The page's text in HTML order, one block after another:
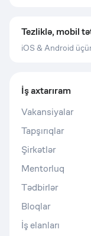
Tezliklə, mobil
iOS & Android
İş axtarıram
Vakansiyalar
Tapşırıqlar
Şirkətlər
Mentorluq
Tədbirlər
Bloqlar
İş elanları